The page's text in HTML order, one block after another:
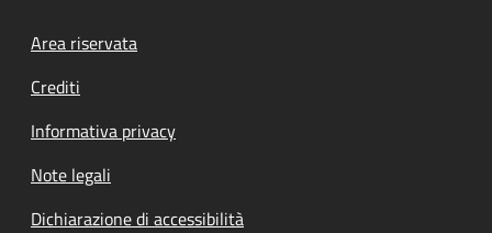
Footer menu
Area riservata
Crediti
Informativa privacy
Note legali
Dichiarazione di accessibilità